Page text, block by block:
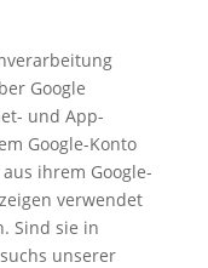
Google
und App-
Google-Konto
ihrem Google-
verwendet
Sind sie in
unserer